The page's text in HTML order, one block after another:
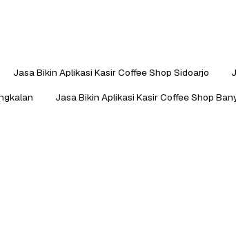
Jasa Bikin Aplikasi Kasir Coffee Shop Sidoarjo
Jasa Bikin Aplikasi Kasir Coffee Shop